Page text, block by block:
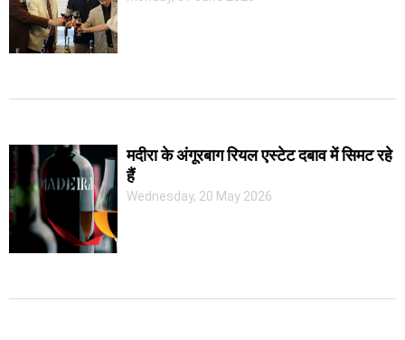
मदीरा के अंगूरबाग रियल एस्टेट दबाव में सिमट रहे
हैं
Wednesday, 20 May 2026